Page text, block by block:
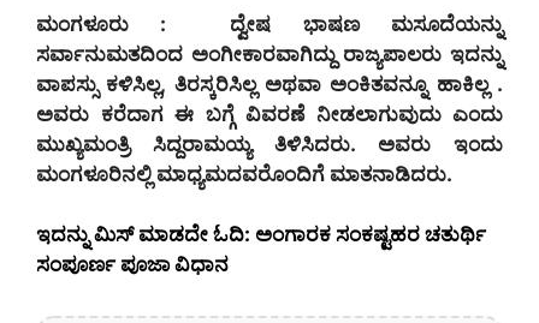
ಮಂಗಳೂರು : ದ್ವೇಷ ಭಾಷಣ ಮಸೂದೆಯನ್ನು
ಸರ್ವಾನುಮತದಿಂದ ಅಂಗೀಕಾರವಾಗಿದ್ದು ರಾಜ್ಯಪಾಲರು ಇದನ್ನು
ವಾಪಸ್ಸು ಕಳಿಸಿಲ್ಲ, ತಿರಸ್ಕರಿಸಿಲ್ಲ ಅಥವಾ ಅಂಕಿತವನ್ನೂ ಹಾಕಿಲ್ಲ .
ಅವರು ಕರೆದಾಗ ಈ ಬಗ್ಗೆ ವಿವರಣೆ ನೀಡಲಾಗುವುದು ಎಂದು
ಮುಖ್ಯಮಂತ್ರಿ ಸಿದ್ದರಾಮಯ್ಯ ತಿಳಿಸಿದರು. ಅವರು ಇಂದು
ಮಂಗಳೂರಿನಲ್ಲಿ ಮಾಧ್ಯಮದವರೊಂದಿಗೆ ಮಾತನಾಡಿದರು.
ಇದನ್ನು ಮಿಸ್‌ ಮಾಡದೇ ಓದಿ: ಅಂಗಾರಕ ಸಂಕಷ್ಟಹರ ಚತುರ್ಥಿ
ಸಂಪೂರ್ಣ ಪೂಜಾ ವಿಧಾನ